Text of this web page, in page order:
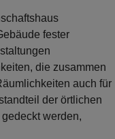
fester
die zusammen
auch für
der örtlichen
werden,